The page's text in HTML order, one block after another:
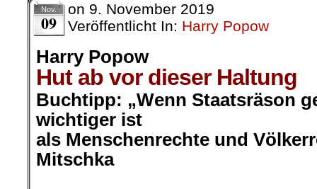
Nov.
09
on 9. November 2019
Veröffentlicht In: Harry Popow
Harry Popow
Hut ab vor dieser Haltung
Buchtipp: „Wenn Staatsräson
wichtiger ist
als Menschenrechte und
Mitschka